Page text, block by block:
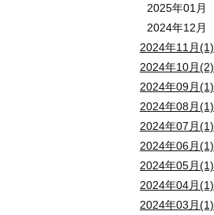
2025年01月
2024年12月
2024年11月(1)
2024年10月(2)
2024年09月(1)
2024年08月(1)
2024年07月(1)
2024年06月(1)
2024年05月(1)
2024年04月(1)
2024年03月(1)